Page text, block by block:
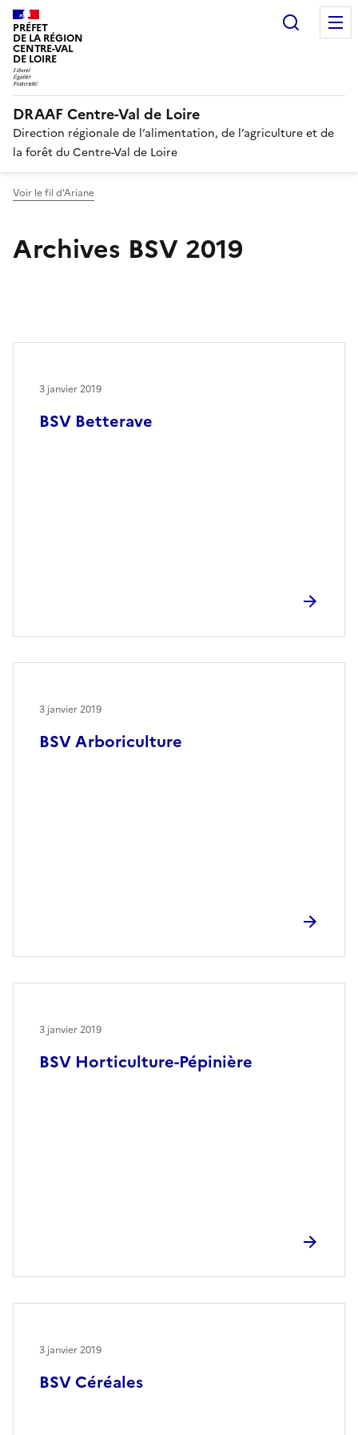
PRÉFET
DE LA RÉGION
CENTRE-VAL
DE LOIRE
DRAAF Centre-Val de Loire
Direction régionale de l’alimentation, de l’agriculture et de
la forêt du Centre-Val de Loire
Voir le fil d'Ariane
Archives BSV 2019
BSV Betterave
3 janvier 2019
BSV Arboriculture
3 janvier 2019
BSV Horticulture-Pépinière
3 janvier 2019
BSV Céréales
3 janvier 2019